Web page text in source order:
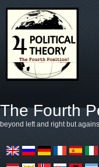
The Fourth
beyond left and right but